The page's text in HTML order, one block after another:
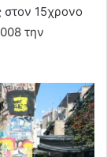
στον 15χρονο
την